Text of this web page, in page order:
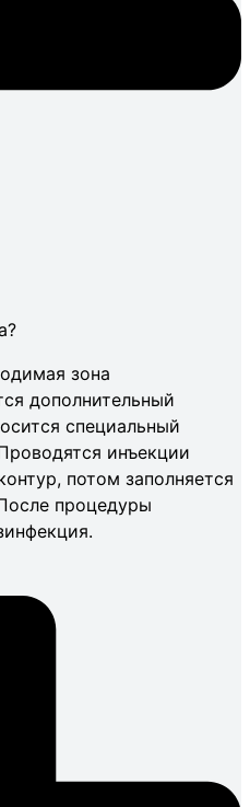
зона
дополнительный
специальный
инъекции
потом заполняется
процедуры